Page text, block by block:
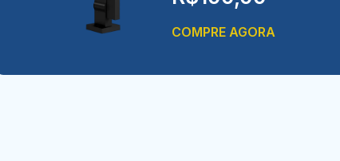
COMPRE AGORA